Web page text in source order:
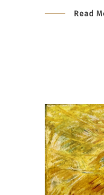
Read